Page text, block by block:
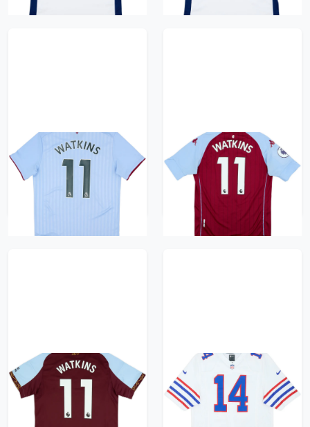
2022-23 Aston Villa
Away Shirt Watkins
#11 - 10/10 - (M)
626 kr / £71.99
2020-21 Aston Villa
Home Shirt Watkins
#11 - 6/10 - (M)
626 kr / £71.99
2025-26 Aston Villa
Home Shirt Watkins
#11
470 kr / £53.99
2014-16 Buffalo Bills
Watkins #14 Nike
Game Throwback
Jersey - 7/10 - (S)